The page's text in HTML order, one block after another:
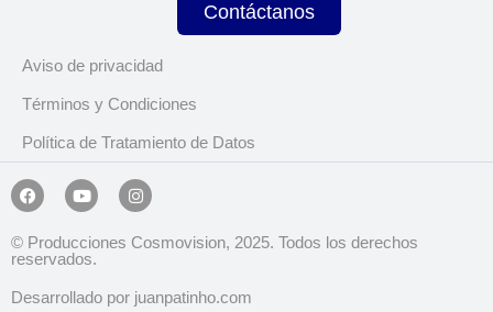
Contáctanos
Aviso de privacidad
Términos y Condiciones
Política de Tratamiento de Datos
© Producciones Cosmovision, 2025. Todos los derechos
reservados.
Desarrollado por juanpatinho.com